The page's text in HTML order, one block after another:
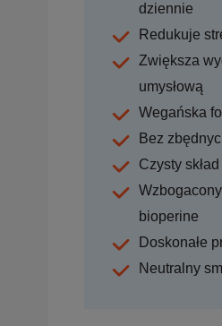
dziennie
Redukuje
Zwiększa
umysłową
Wegańska
Bez
Czysty skład
bioperine
Doskonałe
Neutralny